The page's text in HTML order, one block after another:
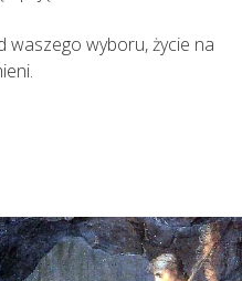
waszego wyboru, życie na